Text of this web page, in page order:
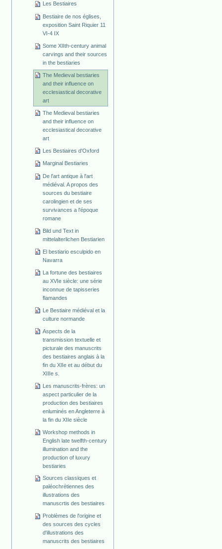
Les Bestiaires
Bestiaire de nos églises,
exposition Saint Riquier 11
VI-4 IX
Some XIIth-century animal
carvings and their sources
in the bestiaries
The Medieval bestiaries
and their influence on
ecclesiastical decorative
art
The Medieval bestiaries
and their influence on
ecclesiastical decorative
art
Les Bestiaires d'Oxford
Marginal Bestiaries
De l'art antique à l'art
médiéval. A propos des
sources du bestiaire
carolingien et de ses
survivances a l'époque
romane
Bild und Text in
mittelalterlichen Bestiarien
El bestiario esculpido en
Navarra
La fortune des bestiaires
au XVIe siècle: une série
inconnue de tapisseries
flamandes
Le Bestiaire médiéval et la
culture normande
Aspects de la
transmission textuelle et
picturale des manuscrits
des bestiaires anglais à la
fin du XIIe et au début du
XIIIe s.
Les manuscrits-frères: un
aspect particulier de la
production des bestiaires
enluminés en Angleterre à
la fin du XIIe siècle
Workshop methods in
English late twelfth-century
illumination and the
production of luxury
bestiaries
Sources classiques et
paléochrétiennes des
illustrations des
manuscrtis des bestiaires
Problèmes de l'origine et
des sources des cycles
d'illustrations des
manuscrits des bestiaires